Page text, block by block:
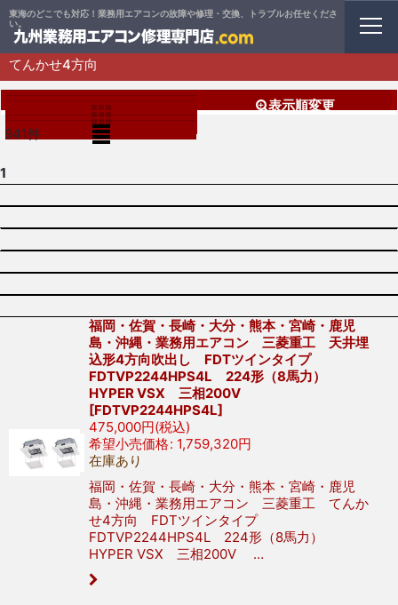
東海のどこでも対応！業務用エアコンの故障や修理・交換、トラブルお任せくださ
い。
ホーム > 業務用エアコン > てんかせ4方向
てんかせ4方向
表示順変更
表示数
並び順
941件
1
福岡・佐賀・長崎・大分・熊本・宮崎・鹿児
島・沖縄・業務用エアコン 三菱重工 天井埋
込形4方向吹出し FDTツインタイプ
FDTVP2244HPS4L 224形（8馬力）
HYPER VSX 三相200V
[FDTVP2244HPS4L]
475,000円(税込)
希望小売価格: 1,759,320円
在庫あり
福岡・佐賀・長崎・大分・熊本・宮崎・鹿児
島・沖縄・業務用エアコン 三菱重工 てんか
せ4方向 FDTツインタイプ
FDTVP2244HPS4L 224形（8馬力）
HYPER VSX 三相200V …